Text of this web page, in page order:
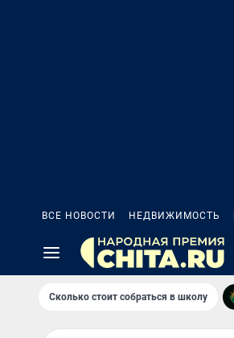
ВСЕ НОВОСТИ НЕДВИЖИМОСТЬ
Сколько стоит собраться в школу